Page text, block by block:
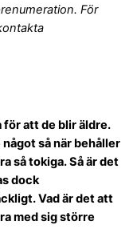
För
för att de blir äldre.
så när behåller
så tokiga. Så är det
dock
Vad är det att
med sig större